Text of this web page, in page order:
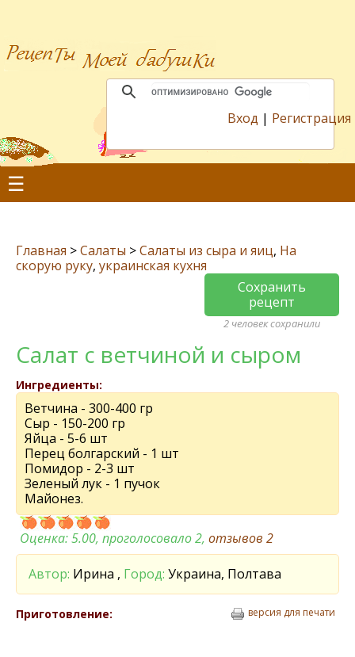
Вход | Регистрация
☰
Главная >Салаты >Салаты из сыра и яиц, На
скорую руку, украинская кухня
Сохранить
рецепт
2 человек сохранили
Салат с ветчиной и сыром
Ингредиенты:
Ветчина - 300-400 гр
Сыр - 150-200 гр
Яйца - 5-6 шт
Перец болгарский - 1 шт
Помидор - 2-3 шт
Зеленый лук - 1 пучок
Майонез.
Оценка:5.00, проголосовало 2, отзывов 2
Автор: Ирина , Город: Украина, Полтава
Приготовление: версия для печати